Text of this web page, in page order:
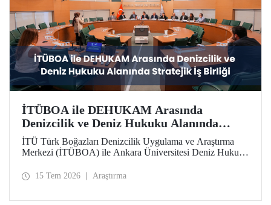
İTÜBOA ile DEHUKAM Arasında
Denizcilik ve Deniz Hukuku Alanında
Stratejik İş Birliği
İTÜ Türk Boğazları Denizcilik Uygulama ve Araştırma
Merkezi (İTÜBOA) ile Ankara Üniversitesi Deniz Hukuku
denizcilik politikalarını ve Mavi Vatan vizyonunu bilimsel
15 Tem 2026 Araştırma